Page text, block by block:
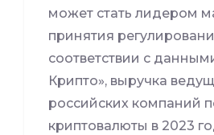
может стать лидером
принятия
соответствии с
Крипто», выручка
российских компаний
криптовалюты в 2023